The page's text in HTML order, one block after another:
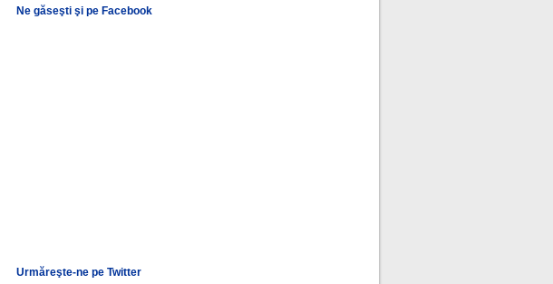
Ne găseşti şi pe Facebook
Urmăreşte-ne pe Twitter